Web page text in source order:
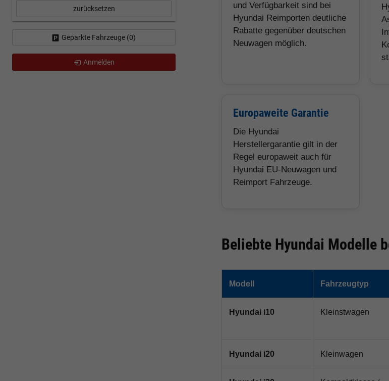
und Verfügbarkeit sind bei
Hyundai Reimporten deutliche
Rabatte gegenüber deutschen
Neuwagen möglich.
Europaweite Garantie
Die Hyundai
Herstellergarantie gilt in der
Regel europaweit auch für
Hyundai EU-Neuwagen und
Reimport Fahrzeuge.
Beliebte Hyundai Modelle
Modell Fahrzeugtyp
Hyundai i10 Kleinstwagen
Hyundai i20 Kleinwagen
zurücksetzen
Geparkte Fahrzeuge (0)
Anmelden